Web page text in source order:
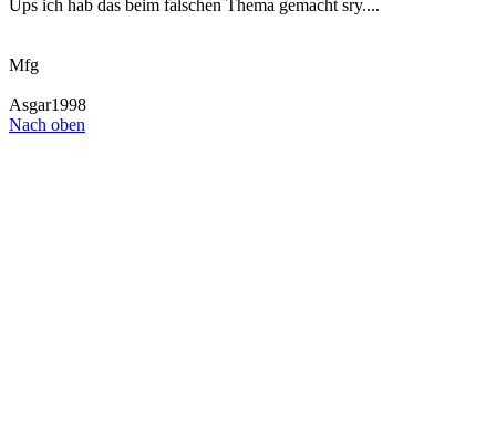
Ups ich hab das beim falschen Thema gemacht sry....
Mfg
Asgar1998
Nach oben